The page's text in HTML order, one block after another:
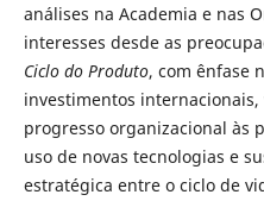
análises na Academia e nas
interesses desde as
Ciclo do Produto, com ênfase
investimentos internacionais,
progresso organizacional às
uso de novas tecnologias e
estratégica entre o ciclo de